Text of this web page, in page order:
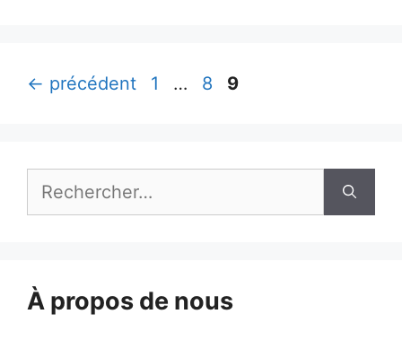
← précédent Page
1 … Page
8 Page
9
À propos de nous